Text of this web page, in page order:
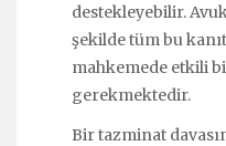
destekleyebilir.
şekilde tüm bu
mahkemede etkili
gerekmektedir.
Bir tazminat